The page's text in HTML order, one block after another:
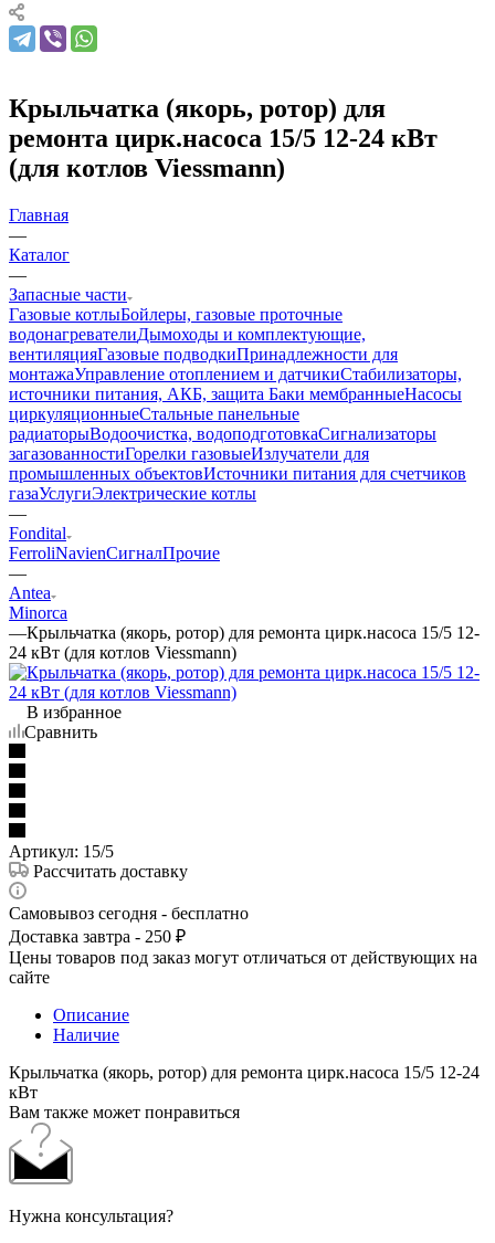
Крыльчатка (якорь, ротор) для
ремонта цирк.насоса 15/5 12-24 кВт
(для котлов Viessmann)
Главная
—
Каталог
—
Запасные части
Газовые котлыБойлеры, газовые проточные
водонагревателиДымоходы и комплектующие,
вентиляцияГазовые подводкиПринадлежности для
монтажаУправление отоплением и датчикиСтабилизаторы,
источники питания, АКБ, защита Баки мембранныеНасосы
циркуляционныеСтальные панельные
радиаторыВодоочистка, водоподготовкаСигнализаторы
загазованностиГорелки газовыеИзлучатели для
промышленных объектовИсточники питания для счетчиков
газаУслугиЭлектрические котлы
—
Fondital
FerroliNavienСигналПрочие
—
Antea
Minorca
—Крыльчатка (якорь, ротор) для ремонта цирк.насоса 15/5 12-
24 кВт (для котлов Viessmann)
В избранное
Сравнить
Артикул: 15/5
Рассчитать доставку
Самовывоз сегодня - бесплатно
Доставка завтра - 250 ₽
Цены товаров под заказ могут отличаться от действующих на
сайте
Описание
Наличие
Крыльчатка (якорь, ротор) для ремонта цирк.насоса 15/5 12-24
кВт
Вам также может понравиться
Нужна консультация?